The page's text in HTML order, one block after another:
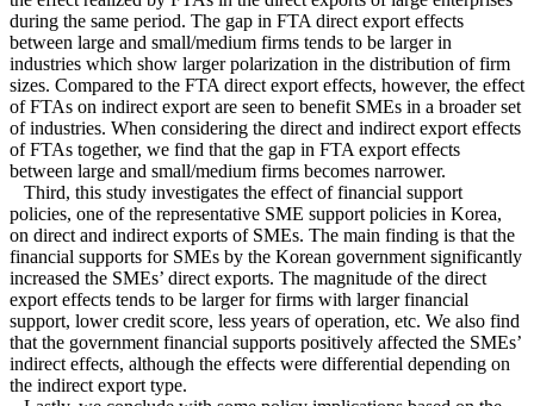
during the same period. The gap in FTA direct export effects
between large and small/medium firms tends to be larger in
industries which show larger polarization in the distribution of firm
sizes. Compared to the FTA direct export effects, however, the effect
of FTAs on indirect export are seen to benefit SMEs in a broader set
of industries. When considering the direct and indirect export effects
of FTAs together, we find that the gap in FTA export effects
between large and small/medium firms becomes narrower.
Third, this study investigates the effect of financial support
policies, one of the representative SME support policies in Korea,
on direct and indirect exports of SMEs. The main finding is that the
financial supports for SMEs by the Korean government significantly
increased the SMEs’ direct exports. The magnitude of the direct
export effects tends to be larger for firms with larger financial
support, lower credit score, less years of operation, etc. We also find
that the government financial supports positively affected the SMEs’
indirect effects, although the effects were differential depending on
the indirect export type.